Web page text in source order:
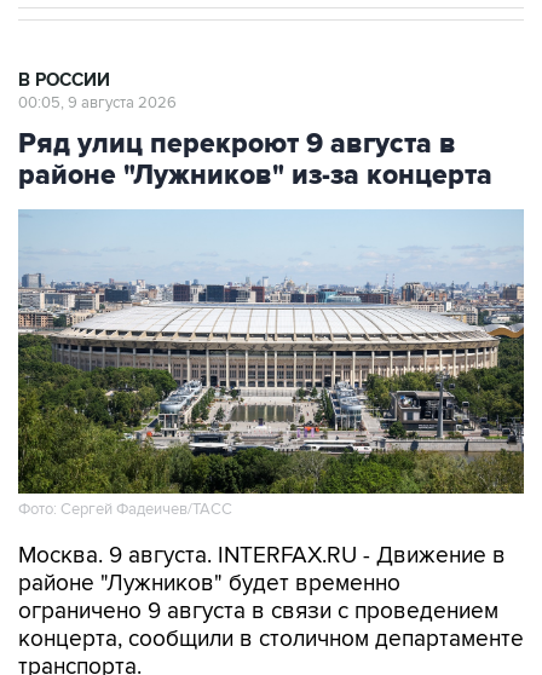
В РОССИИ
00:05, 9 августа 2026
Ряд улиц перекроют 9 августа в
районе "Лужников" из-за концерта
Фото: Сергей Фадеичев/ТАСС
Москва. 9 августа. INTERFAX.RU - Движение в
районе "Лужников" будет временно
ограничено 9 августа в связи с проведением
концерта, сообщили в столичном департаменте
транспорта.